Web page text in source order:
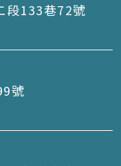
段133巷72號
號